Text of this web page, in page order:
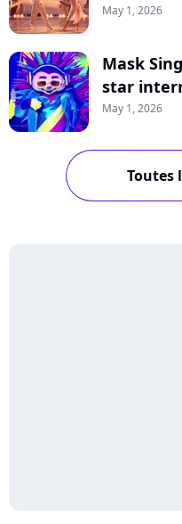
May 1, 2026
Mask
star
May 1, 2026
Toutes